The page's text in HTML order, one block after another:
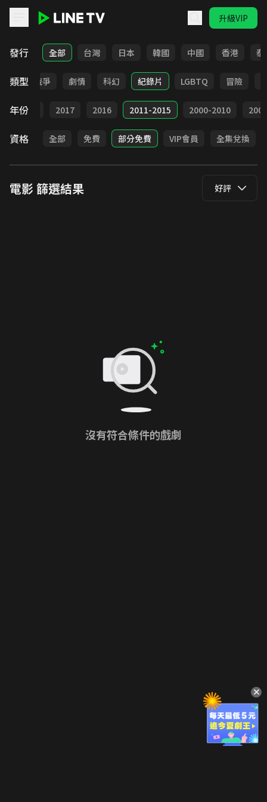
升級VIP
LINE TV - 電影
發行 全部 台灣 日本 韓國 中國 香港 泰
類型
動畫 戰爭 劇情 科幻 紀錄片 LGBTQ 冒險
年份
2018 2017 2016 2011-2015 2000-2010
資格 全部 免費 部分免費 VIP會員 全集兌換
電影篩選結果 好評
沒有符合條件的戲劇